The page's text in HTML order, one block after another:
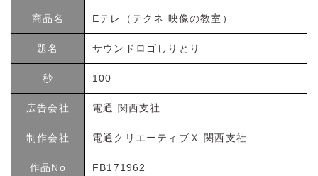
商品名 Eテレ（テクネ 映像の教室）
題名 サウンドロゴしりとり
秒 100
広告会社 電通 関西支社
制作会社 電通クリエーティブＸ 関西支社
作品No FB171962